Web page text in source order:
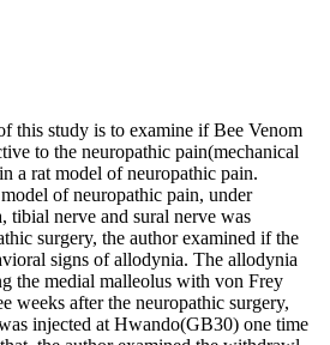
this study is to examine if Bee Venom
to the neuropathic pain(mechanical
a rat model of neuropathic pain.
of neuropathic pain, under
tibial nerve and sural nerve was
surgery, the author examined if the
signs of allodynia. The allodynia
the medial malleolus with von Frey
weeks after the neuropathic surgery,
injected at Hwando(GB30) one time